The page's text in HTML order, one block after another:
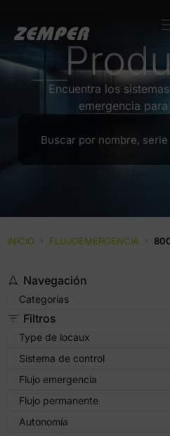
Encuentra los
emergencia
INICIO › FLUJOEMERGENCIA ›
Navegación
Categorías
Filtros
Type de locaux
Sistema de control
Flujo emergencia
Flujo permanente
Autonomía